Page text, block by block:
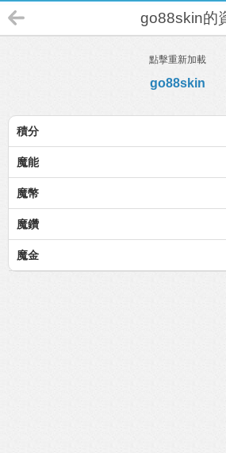
go88skin的
點擊重新加載
go88skin
積分
魔能
魔幣
魔鑽
魔金